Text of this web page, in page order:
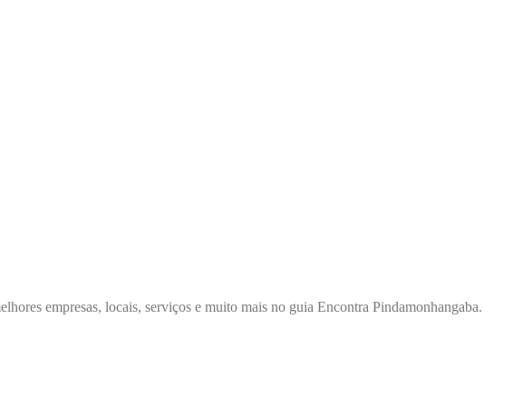
empresas, locais, serviços e muito mais no guia Encontra Pindamonhangaba.